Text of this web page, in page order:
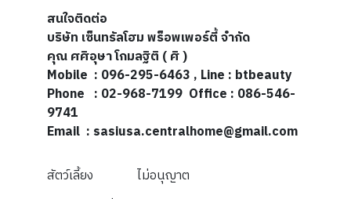
สนใจติดต่อ
บริษัท เซ็นทรัลโฮม พร็อพเพอร์ตี้ จำกัด
คุณ ศศิอุษา โกมลฐิติ ( ศิ )
Mobile : 096-295-6463 , Line : btbeauty
Phone : 02-968-7199 Office : 086-546-
9741
Email : sasiusa.centralhome@gmail.com
สัตว์เลี้ยง
ไม่อนุญาต